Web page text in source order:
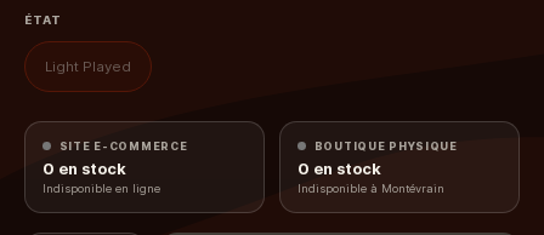
ÉTAT
Light Played
SITE E-COMMERCE
0 en stock
Indisponible en ligne
BOUTIQUE PHYSIQUE
0 en stock
Indisponible à Montévrain